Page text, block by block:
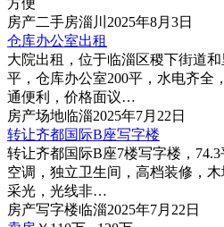
方便
房产二手房淄川 2025年8月3日
仓库办公室出租
大院出租，位于临淄区稷下街道
平，仓库办公室200平，水电齐全
通便利，价格面议…
房产场地临淄2025年7月22日
转让齐都国际B座写字楼
转让齐都国际B座7楼写字楼，
空调，独立卫生间，高档装修，
采光，光线非…
房产写字楼临淄2025年7月22日